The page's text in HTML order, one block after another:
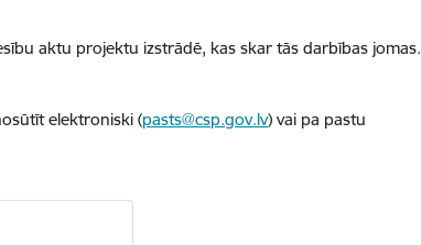
aktu projektu izstrādē, kas skar tās darbības jomas.
elektroniski (pasts@csp.gov.lv) vai pa pastu